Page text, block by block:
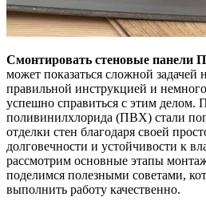
Смонтировать стеновые панели
может показаться сложной задачей
правильной инструкцией и
успешно справиться с этим делом.
поливинилхлорида (ПВХ) стали
отделки стен благодаря своей
долговечности и устойчивости к
рассмотрим основные этапы
поделимся полезными советами,
выполнить работу качественно.